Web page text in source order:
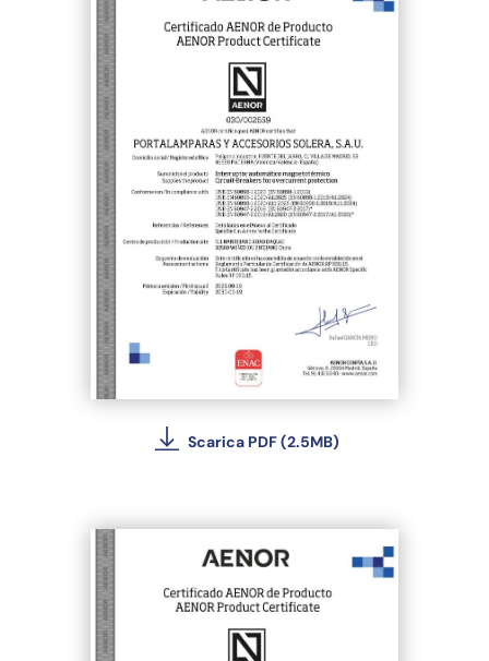
Scarica PDF (2.5MB)